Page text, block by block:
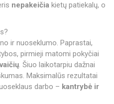
nepakeičia kietų patiekalų, o
ir nuoseklumo. Paprastai,
pirmieji matomi pokyčiai
. Šiuo laikotarpiu dažnai
Maksimalūs rezultatai
darbo – kantrybė ir